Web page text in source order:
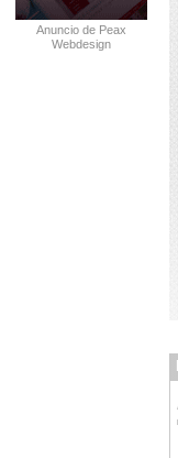
Anuncio de Peax
Webdesign